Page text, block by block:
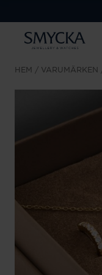
HEM VARUMÄRKEN